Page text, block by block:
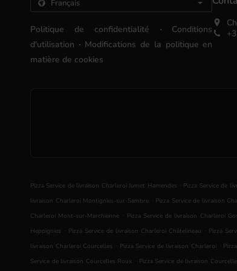
Politique de confidentialité .
Conditions
d'utilisation . Modifications de la politique en
matière de cookies
Pizza Service de livraison Charleroi Jumet Hamendes . Pizza Service de
livraison Charleroi Montignies-sur-Sambre . Pizza Service de livraison
Charleroi Mont-sur-Marchienne . Pizza Service de livraison Charleroi
Heppignies . Pizza Service de livraison Charleroi Châtelineau . Pizza
livraison Charleroi Courcelles . Pizza Service de livraison Charleroi .
Service de livraison Courcelles Roux . Pizza Service de livraison